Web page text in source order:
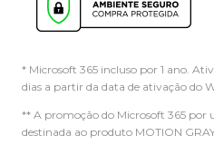
* Microsoft 365 incluso por 1 ano.
dias a partir da data de ativação do
** A promoção do Microsoft 365 por
destinada ao produto MOTION